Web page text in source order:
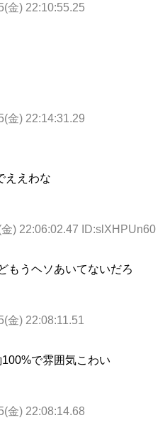
金) 22:10:55.25
金) 22:14:31.29
ええわな
) 22:06:02.47 ID:slXHPUn60
もうヘソあいてないだろ
金) 22:08:11.51
で雰囲気こわい
金) 22:08:14.68